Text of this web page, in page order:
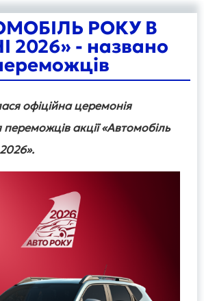
РОКУ В
2026» - названо
офіційна церемонія
акції «Автомобіль